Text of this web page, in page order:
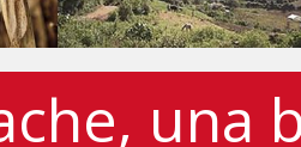
una